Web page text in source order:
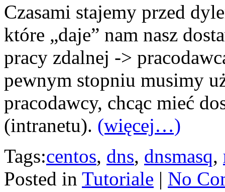
Czasami stajemy przed
które „daje” nam nasz
pracy zdalnej ->
pewnym stopniu musimy
pracodawcy, chcąc mieć
(intranetu). (więcej…)
Tags:centos, dns, dnsmasq,
Posted in Tutoriale | No